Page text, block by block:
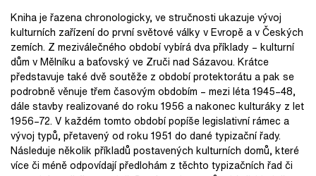
Kniha je řazena chronologicky, ve stručnosti ukazuje vývoj
kulturních zařízení do první světové války v Evropě a v Českých
zemích. Z meziválečného období vybírá dva příklady – kulturní
dům v Mělníku a baťovský ve Zruči nad Sázavou. Krátce
představuje také dvě soutěže z období protektorátu a pak se
podrobně věnuje třem časovým obdobím – mezi léta 1945–48,
dále stavby realizované do roku 1956 a nakonec kulturáky z let
1956–72. V každém tomto období popíše legislativní rámec a
vývoj typů, přetavený od roku 1951 do dané typizační řady.
Následuje několik příkladů postavených kulturních domů, které
více či méně odpovídají předlohám z těchto typizačních řad či